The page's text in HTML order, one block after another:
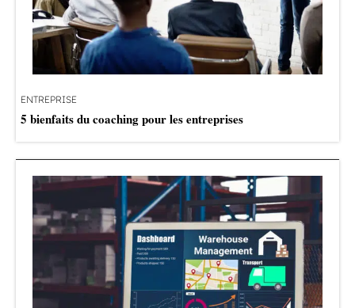
ENTREPRISE
5 bienfaits du coaching pour les entreprises